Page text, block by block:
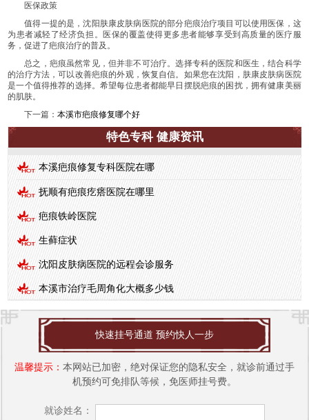
医保政策
值得一提的是，沈阳肤康皮肤病医院的部分疤痕治疗项目可以使用医保，这
为患者减轻了经济负担。医保的覆盖使得更多患者能够享受到高质量的医疗服
务，促进了疤痕治疗的普及。
总之，疤痕虽然常见，但并非不可治疗。选择专科的医院和医生，结合科学
的治疗方法，可以改善疤痕的外观，恢复自信。如果您在沈阳，肤康皮肤病医院
是一个值得推荐的选择。希望每位患者都能早日摆脱疤痕的困扰，拥有健康美丽
的肌肤。
下一篇：本溪市疤痕修复哪个好
特色专科 健康资讯
本溪疤痕修复专科医院在哪
抚顺有疤痕疙瘩医院在哪里
疤痕铁岭医院
生藓症状
沈阳皮肤病医院的远程会诊服务
本溪市治疗毛周角化大概多少钱
快速挂号通道 预约快人一步
温馨提示： 本网站已加密，绝对保证您的隐私安全，就诊前通过手
机预约可免排队等候，免医师挂号费。
就诊姓名：